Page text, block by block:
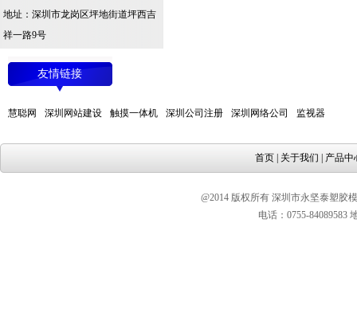
地址：深圳市龙岗区坪地街道坪西吉
祥一路9号
友情链接
慧聪网 深圳网站建设 触摸一体机 深圳公司注册 深圳网络公司 监视器
首页 关于我们 产品中
@2014 版权所有 深圳市永坚泰塑胶
电话：0755-84089583